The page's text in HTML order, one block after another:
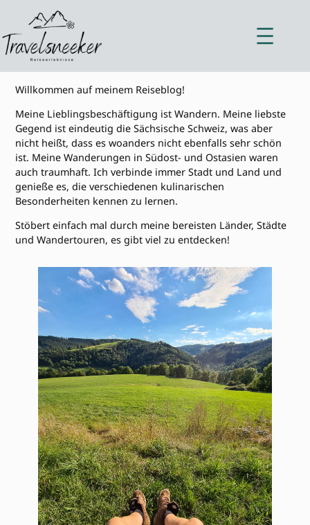
springen
Willkommen auf meinem Reiseblog!
Meine Lieblingsbeschäftigung ist Wandern. Meine liebste
Gegend ist eindeutig die Sächsische Schweiz, was aber
nicht heißt, dass es woanders nicht ebenfalls sehr schön
ist. Meine Wanderungen in Südost- und Ostasien waren
auch traumhaft. Ich verbinde immer Stadt und Land und
genieße es, die verschiedenen kulinarischen
Besonderheiten kennen zu lernen.
Stöbert einfach mal durch meine bereisten Länder, Städte
und Wandertouren, es gibt viel zu entdecken!